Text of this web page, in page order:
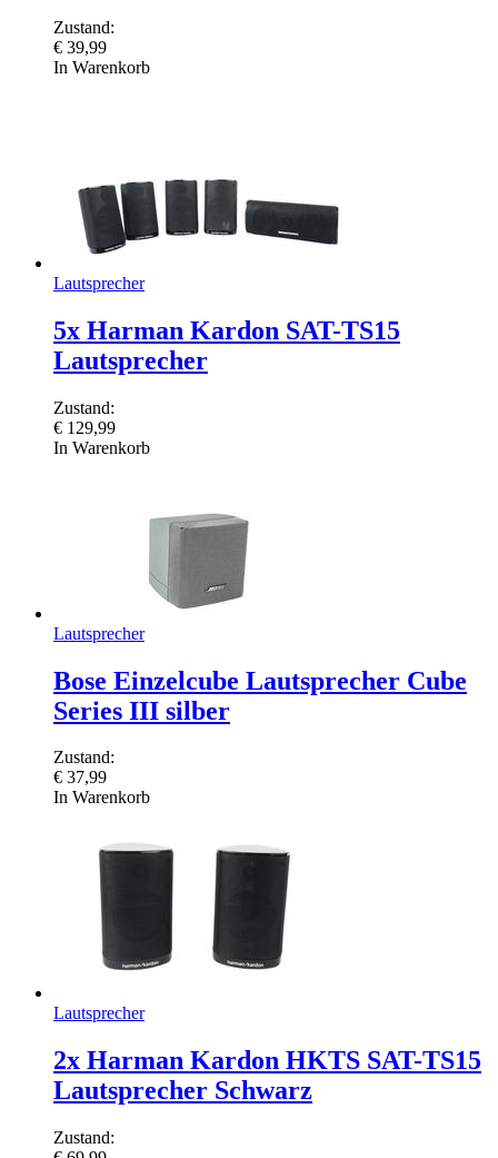
Zustand:
€ 39,99
In Warenkorb
Lautsprecher
5x Harman Kardon SAT-TS15
Lautsprecher
Zustand:
€ 129,99
In Warenkorb
Lautsprecher
Bose Einzelcube Lautsprecher Cube
Series III silber
Zustand:
€ 37,99
In Warenkorb
Lautsprecher
2x Harman Kardon HKTS SAT-TS15
Lautsprecher Schwarz
Zustand: